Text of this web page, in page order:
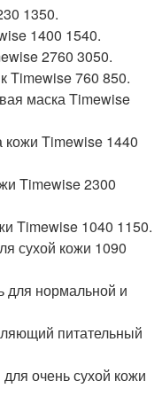
1350.
1400 1540.
2760 3050.
Timewise 760 850.
маска Timewise
Timewise 1440
Timewise 2300
Timewise 1040 1150.
сухой кожи 1090
нормальной и
питательный
очень сухой кожи